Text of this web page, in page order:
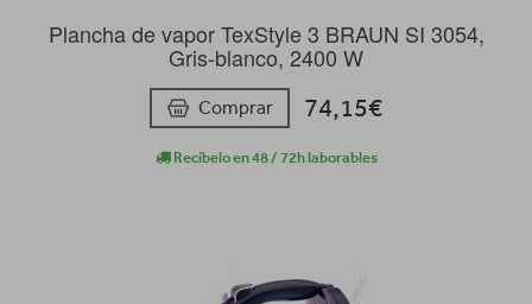
Plancha de vapor TexStyle 3 BRAUN SI 3054,
Gris-blanco, 2400 W
Comprar 74,15€
Recíbelo en 48 / 72h laborables